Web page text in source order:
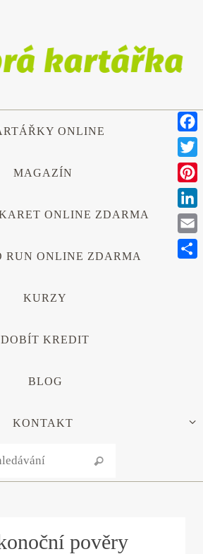
ONLINE
MAGAZÍN
ONLINE ZDARMA
RUN ONLINE ZDARMA
KURZY
DOBÍT KREDIT
BLOG
KONTAKT
Vyhledávání
pověry